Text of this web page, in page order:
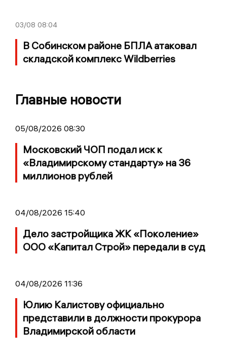
03/08 08:04
В Собинском районе БПЛА атаковал
складской комплекс Wildberries
Главные новости
05/08/2026 08:30
Московский ЧОП подал иск к
«Владимирскому стандарту» на 36
миллионов рублей
04/08/2026 15:40
Дело застройщика ЖК «Поколение»
ООО «Капитал Строй» передали в суд
04/08/2026 11:36
Юлию Калистову официально
представили в должности прокурора
Владимирской области